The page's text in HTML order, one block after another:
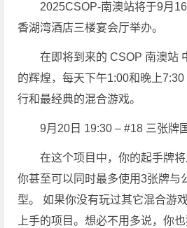
2025CSOP-南澳站将于9月
香湖湾酒店三楼宴会厅举办。
在即将到来的 CSOP 南澳站
的辉煌，每天下午1:00和晚上
行和最经典的混合游戏。
9月20日 19:30 – #18 三张牌
在这个项目中，你的起手牌将
你甚至可以同时最多使用3张牌与
型。 如果你没有玩过其它混合游
上手的项目。想必不用多说，你